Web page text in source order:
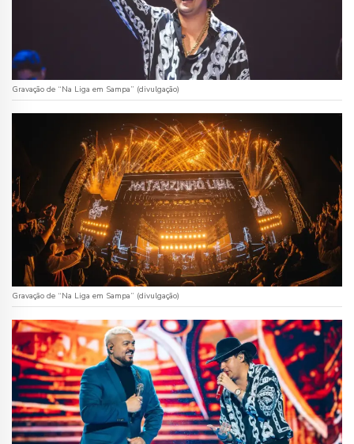
Gravação de “Na Liga em Sampa” (divulgação)
Gravação de “Na Liga em Sampa” (divulgação)